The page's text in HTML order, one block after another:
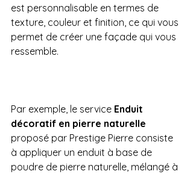
est personnalisable en termes de
texture, couleur et finition, ce qui vous
permet de créer une façade qui vous
ressemble.
Par exemple, le service Enduit
décoratif en pierre naturelle
proposé par Prestige Pierre consiste
à appliquer un enduit à base de
poudre de pierre naturelle, mélangé à